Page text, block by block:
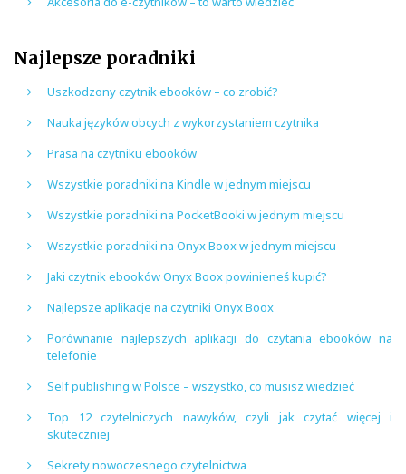
Najlepsze poradniki
Uszkodzony czytnik ebooków – co zrobić?
Nauka języków obcych z wykorzystaniem czytnika
Prasa na czytniku ebooków
Wszystkie poradniki na Kindle w jednym miejscu
Wszystkie poradniki na PocketBooki w jednym miejscu
Wszystkie poradniki na Onyx Boox w jednym miejscu
Jaki czytnik ebooków Onyx Boox powinieneś kupić?
Najlepsze aplikacje na czytniki Onyx Boox
Porównanie najlepszych aplikacji do czytania ebooków na
telefonie
Self publishing w Polsce – wszystko, co musisz wiedzieć
Top 12 czytelniczych nawyków, czyli jak czytać więcej i
skuteczniej
Sekrety nowoczesnego czytelnictwa